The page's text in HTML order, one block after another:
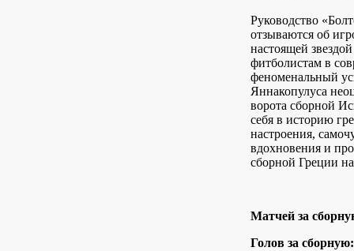
Руководство
отзываются об
настоящей
фитболистам в
феноменальный
Яннакопулуса
ворота сборной
себя в историю
настроения,
вдохновения и
сборной Греции
Матчей за
Голов за сборную: